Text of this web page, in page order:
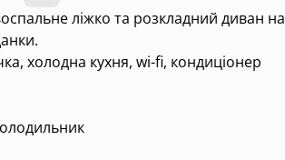
ліжко та розкладний диван на
холодна кухня, wi-fi, кондиціонер